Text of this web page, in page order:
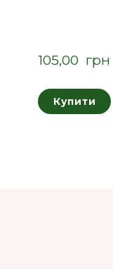
105,00  грн
Купити